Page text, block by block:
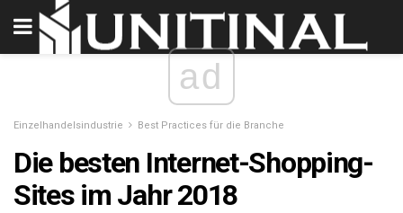
ad
Einzelhandelsindustrie Best Practices für die Branche
Die besten Internet-Shopping-
Sites im Jahr 2018